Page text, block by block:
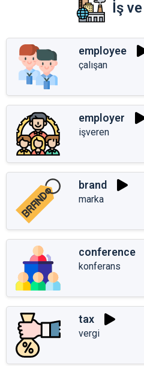
İş
employee
çalışan
employer
işveren
brand
marka
conference
konferans
tax
vergi